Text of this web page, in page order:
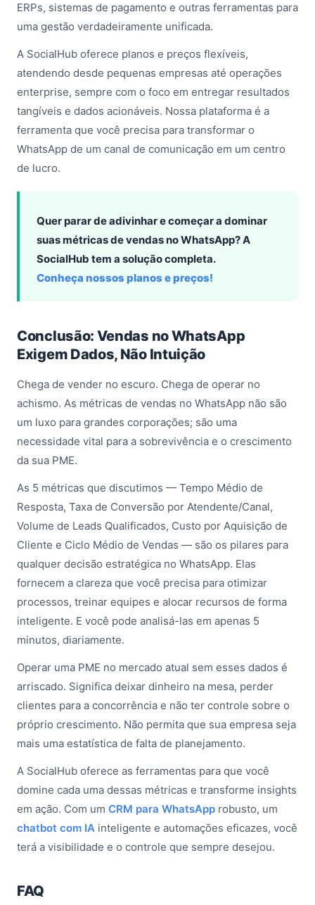
ERPs, sistemas de pagamento e outras ferramentas para
uma gestão verdadeiramente unificada.
A SocialHub oferece planos e preços flexíveis,
atendendo desde pequenas empresas até operações
enterprise, sempre com o foco em entregar resultados
tangíveis e dados acionáveis. Nossa plataforma é a
ferramenta que você precisa para transformar o
WhatsApp de um canal de comunicação em um centro
de lucro.
Quer parar de adivinhar e começar a dominar
suas métricas de vendas no WhatsApp? A
SocialHub tem a solução completa.
Conheça nossos planos e preços!
Conclusão: Vendas no WhatsApp
Exigem Dados, Não Intuição
Chega de vender no escuro. Chega de operar no
achismo. As métricas de vendas no WhatsApp não são
um luxo para grandes corporações; são uma
necessidade vital para a sobrevivência e o crescimento
da sua PME.
As 5 métricas que discutimos — Tempo Médio de
Resposta, Taxa de Conversão por Atendente/Canal,
Volume de Leads Qualificados, Custo por Aquisição de
Cliente e Ciclo Médio de Vendas — são os pilares para
qualquer decisão estratégica no WhatsApp. Elas
fornecem a clareza que você precisa para otimizar
processos, treinar equipes e alocar recursos de forma
inteligente. E você pode analisá-las em apenas 5
minutos, diariamente.
Operar uma PME no mercado atual sem esses dados é
arriscado. Significa deixar dinheiro na mesa, perder
clientes para a concorrência e não ter controle sobre o
próprio crescimento. Não permita que sua empresa seja
mais uma estatística de falta de planejamento.
A SocialHub oferece as ferramentas para que você
domine cada uma dessas métricas e transforme insights
em ação. Com um CRM para WhatsApp robusto, um
chatbot com IA inteligente e automações eficazes, você
terá a visibilidade e o controle que sempre desejou.
FAQ